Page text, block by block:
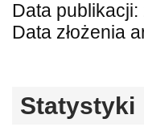
Data
Data złożenia
Statystyki